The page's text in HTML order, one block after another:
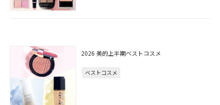
2026 美的上半期ベストコスメ
ベストコスメ